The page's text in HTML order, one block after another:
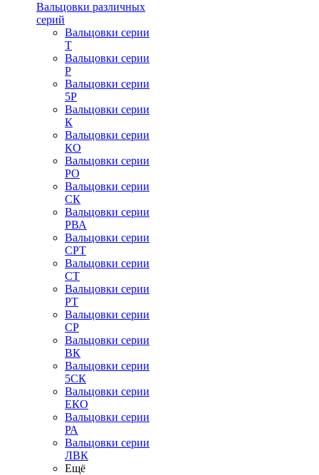
Вальцовки различных
серий
Вальцовки серии
Т
Вальцовки серии
Р
Вальцовки серии
5Р
Вальцовки серии
К
Вальцовки серии
КО
Вальцовки серии
РО
Вальцовки серии
СК
Вальцовки серии
РВА
Вальцовки серии
СРТ
Вальцовки серии
СТ
Вальцовки серии
РТ
Вальцовки серии
СР
Вальцовки серии
ВК
Вальцовки серии
5СК
Вальцовки серии
ЕКО
Вальцовки серии
РА
Вальцовки серии
ЛВК
Ещё